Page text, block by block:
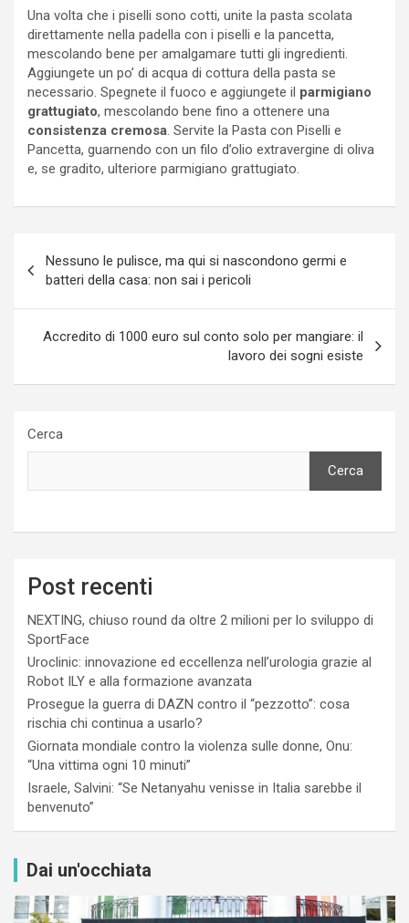
Una volta che i piselli sono cotti, unite la pasta scolata
direttamente nella padella con i piselli e la pancetta,
mescolando bene per amalgamare tutti gli ingredienti.
Aggiungete un po’ di acqua di cottura della pasta se
necessario. Spegnete il fuoco e aggiungete il parmigiano
grattugiato, mescolando bene fino a ottenere una
consistenza cremosa. Servite la Pasta con Piselli e
Pancetta, guarnendo con un filo d’olio extravergine di oliva
e, se gradito, ulteriore parmigiano grattugiato.
articoli
Nessuno le pulisce, ma qui si nascondono germi e
batteri della casa: non sai i pericoli
Accredito di 1000 euro sul conto solo per mangiare: il
lavoro dei sogni esiste
Cerca
Cerca
Post recenti
NEXTING, chiuso round da oltre 2 milioni per lo sviluppo di
SportFace
Uroclinic: innovazione ed eccellenza nell’urologia grazie al
Robot ILY e alla formazione avanzata
Prosegue la guerra di DAZN contro il “pezzotto”: cosa
rischia chi continua a usarlo?
Giornata mondiale contro la violenza sulle donne, Onu:
“Una vittima ogni 10 minuti”
Israele, Salvini: “Se Netanyahu venisse in Italia sarebbe il
benvenuto”
Dai un'occhiata